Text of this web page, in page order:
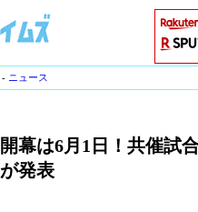
- ニュース
開幕は6月1日！共催試
が発表